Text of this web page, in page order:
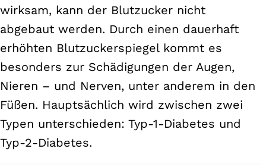
wirksam, kann der Blutzucker nicht
abgebaut werden. Durch einen dauerhaft
erhöhten Blutzuckerspiegel kommt es
besonders zur Schädigungen der Augen,
Nieren – und Nerven, unter anderem in den
Füßen. Hauptsächlich wird zwischen zwei
Typen unterschieden: Typ-1-Diabetes und
Typ-2-Diabetes.